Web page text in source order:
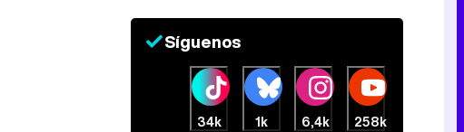
Síguenos
34k 1k 6,4k 258k